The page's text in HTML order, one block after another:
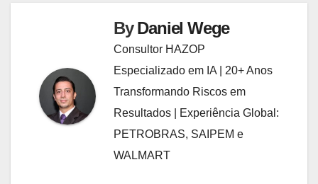
ByDaniel Wege
Consultor HAZOP
Especializado em IA | 20+ Anos
Transformando Riscos em
Resultados | Experiência Global:
PETROBRAS, SAIPEM e
WALMART